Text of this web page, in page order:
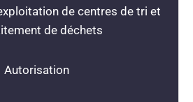
de centres de tri et
de déchets
Autorisation